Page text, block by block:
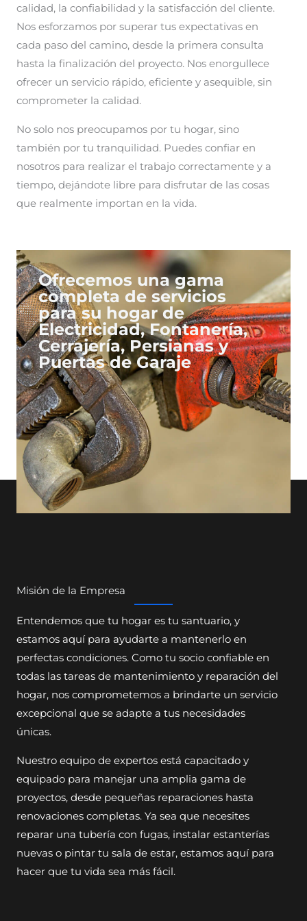
calidad, la confiabilidad y la satisfacción del cliente.
Nos esforzamos por superar tus expectativas en
cada paso del camino, desde la primera consulta
hasta la finalización del proyecto. Nos enorgullece
ofrecer un servicio rápido, eficiente y asequible, sin
comprometer la calidad.
No solo nos preocupamos por tu hogar, sino
también por tu tranquilidad. Puedes confiar en
nosotros para realizar el trabajo correctamente y a
tiempo, dejándote libre para disfrutar de las cosas
que realmente importan en la vida.
Ofrecemos una gama
completa de servicios
para su hogar de
Electricidad, Fontanería,
Cerrajería, Persianas y
Puertas de Garaje
Misión de la Empresa
Entendemos que tu hogar es tu santuario, y
estamos aquí para ayudarte a mantenerlo en
perfectas condiciones. Como tu socio confiable en
todas las tareas de mantenimiento y reparación del
hogar, nos comprometemos a brindarte un servicio
excepcional que se adapte a tus necesidades
únicas.
Nuestro equipo de expertos está capacitado y
equipado para manejar una amplia gama de
proyectos, desde pequeñas reparaciones hasta
renovaciones completas. Ya sea que necesites
reparar una tubería con fugas, instalar estanterías
nuevas o pintar tu sala de estar, estamos aquí para
hacer que tu vida sea más fácil.